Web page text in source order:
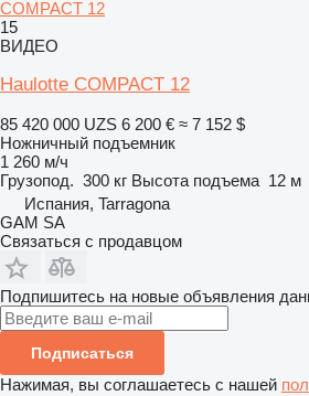
COMPACT 12
15
ВИДЕО
Haulotte COMPACT 12
85 420 000 UZS 6 200 € ≈ 7 152 $
Ножничный подъемник
1 260 м/ч
Грузопод. 300 кг Высота подъема 12 м
Испания, Tarragona
GAM SA
Связаться с продавцом
Подпишитесь на новые объявления
Подписаться
Нажимая, вы соглашаетесь с нашей